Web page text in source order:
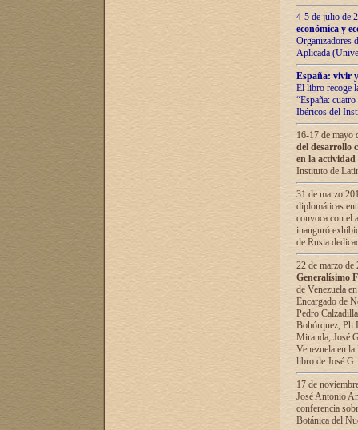
4-5 de julio de
económica y
Organizadores
Aplicada
España: vivir
El libro recoge
“España:
Ibéricos del
16-17 de mayo
del desarrollo
en la
Instituto de
31 de marzo
diplomáticas
convoca con el
inauguró
de Rusia
22 de marzo
Generalísimo
de Venezuela
Encargado de
Pedro
Bohórquez,
Miranda, José
Venezuela en
libro de José
17 de
José Antonio
conferencia
Botánica del